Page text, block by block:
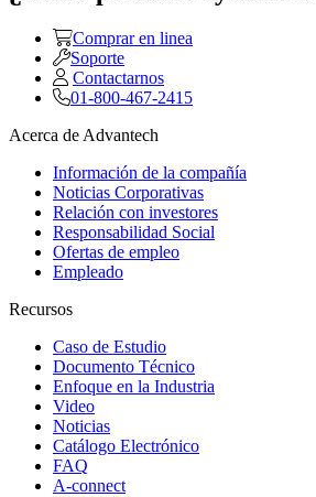
Comprar en linea
Soporte
Contactarnos
01-800-467-2415
Acerca de Advantech
Información de la compañía
Noticias Corporativas
Relación con investores
Responsabilidad Social
Ofertas de empleo
Empleado
Recursos
Caso de Estudio
Documento Técnico
Enfoque en la Industria
Video
Noticias
Catálogo Electrónico
FAQ
A-connect